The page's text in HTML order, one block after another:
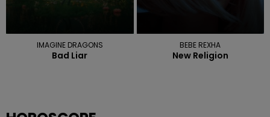
IMAGINE DRAGONS
Bad Liar
BEBE REXHA
New Religion